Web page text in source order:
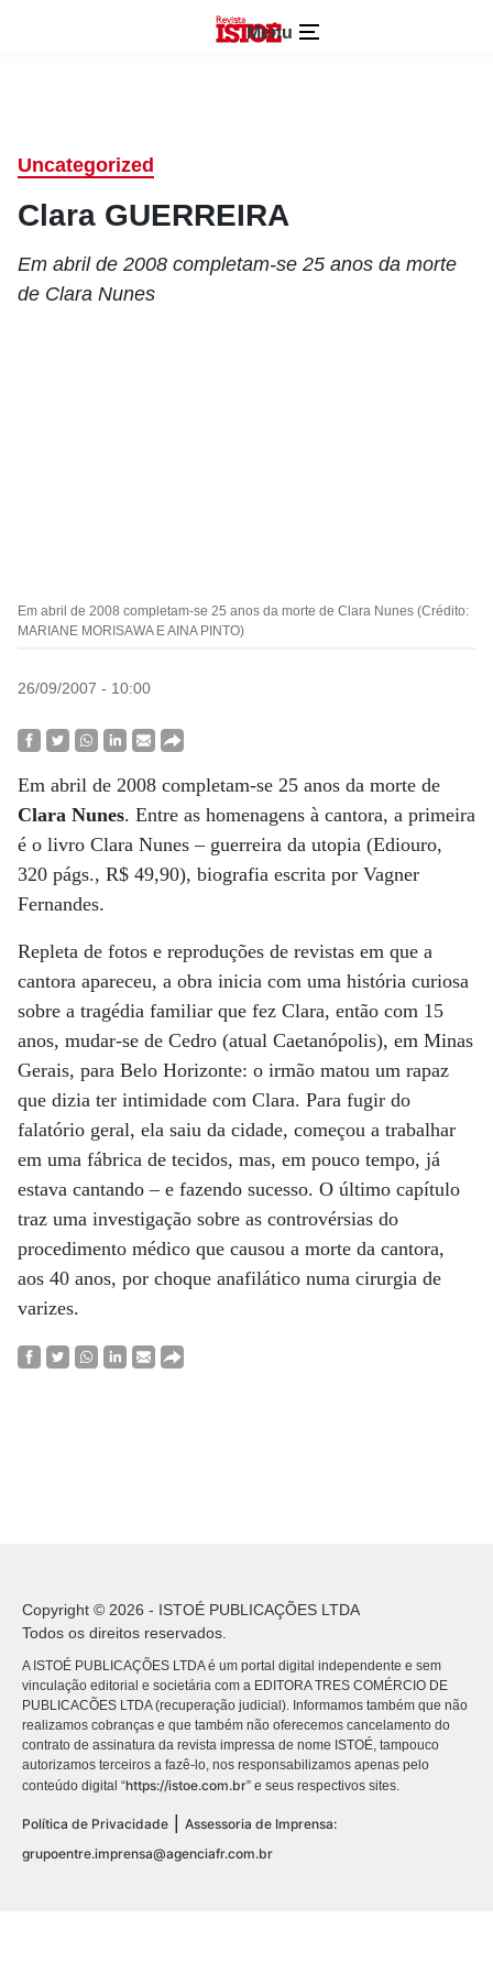
Menu
Uncategorized
Clara GUERREIRA
Em abril de 2008 completam-se 25 anos da morte
de Clara Nunes
Em abril de 2008 completam-se 25 anos da morte de Clara Nunes (Crédito:
MARIANE MORISAWA E AINA PINTO)
26/09/2007 - 10:00
Em abril de 2008 completam-se 25 anos da morte de
Clara Nunes. Entre as homenagens à cantora, a primeira
é o livro Clara Nunes – guerreira da utopia (Ediouro,
320 págs., R$ 49,90), biografia escrita por Vagner
Fernandes.
Repleta de fotos e reproduções de revistas em que a
cantora apareceu, a obra inicia com uma história curiosa
sobre a tragédia familiar que fez Clara, então com 15
anos, mudar-se de Cedro (atual Caetanópolis), em Minas
Gerais, para Belo Horizonte: o irmão matou um rapaz
que dizia ter intimidade com Clara. Para fugir do
falatório geral, ela saiu da cidade, começou a trabalhar
em uma fábrica de tecidos, mas, em pouco tempo, já
estava cantando – e fazendo sucesso. O último capítulo
traz uma investigação sobre as controvérsias do
procedimento médico que causou a morte da cantora,
aos 40 anos, por choque anafilático numa cirurgia de
varizes.
Copyright © 2026 - ISTOÉ PUBLICAÇÕES LTDA
Todos os direitos reservados.
A ISTOÉ PUBLICAÇÕES LTDA é um portal digital independente e sem
vinculação editorial e societária com a EDITORA TRES COMÉRCIO DE
PUBLICACÕES LTDA (recuperação judicial). Informamos também que não
realizamos cobranças e que também não oferecemos cancelamento do
contrato de assinatura da revista impressa de nome ISTOÉ, tampouco
autorizamos terceiros a fazê-lo, nos responsabilizamos apenas pelo
conteúdo digital “https://istoe.com.br” e seus respectivos sites.
Política de Privacidade
Assessoria de Imprensa:
grupoentre.imprensa@agenciafr.com.br